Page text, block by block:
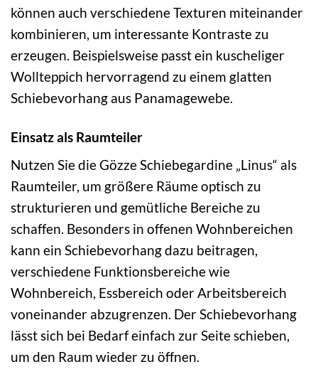
können auch verschiedene Texturen miteinander
kombinieren, um interessante Kontraste zu
erzeugen. Beispielsweise passt ein kuscheliger
Wollteppich hervorragend zu einem glatten
Schiebevorhang aus Panamagewebe.
Einsatz als Raumteiler
Nutzen Sie die Gözze Schiebegardine „Linus“ als
Raumteiler, um größere Räume optisch zu
strukturieren und gemütliche Bereiche zu
schaffen. Besonders in offenen Wohnbereichen
kann ein Schiebevorhang dazu beitragen,
verschiedene Funktionsbereiche wie
Wohnbereich, Essbereich oder Arbeitsbereich
voneinander abzugrenzen. Der Schiebevorhang
lässt sich bei Bedarf einfach zur Seite schieben,
um den Raum wieder zu öffnen.